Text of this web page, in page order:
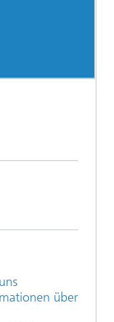
über